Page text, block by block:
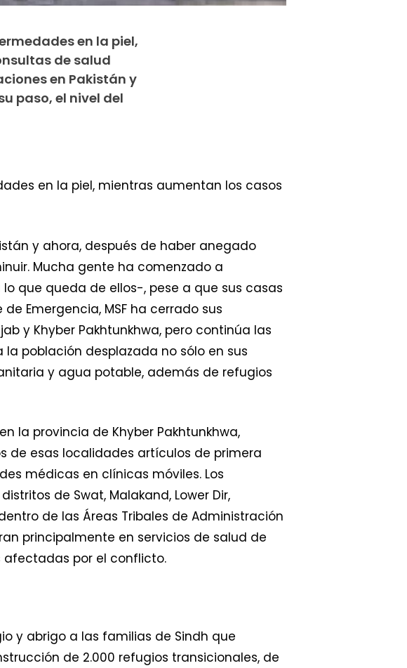
en la piel,
de salud
en Pakistán y
paso, el nivel del
en la piel, mientras aumentan los casos
y ahora, después de haber anegado
Mucha gente ha comenzado a
que queda de ellos-, pese a que sus casas
Emergencia, MSF ha cerrado sus
y Khyber Pakhtunkhwa, pero continúa las
población desplazada no sólo en sus
y agua potable, además de refugios
la provincia de Khyber Pakhtunkhwa,
de esas localidades artículos de primera
médicas en clínicas móviles. Los
de Swat, Malakand, Lower Dir,
de las Áreas Tribales de Administración
principalmente en servicios de salud de
por el conflicto.
y abrigo a las familias de Sindh que
de 2.000 refugios transicionales, de